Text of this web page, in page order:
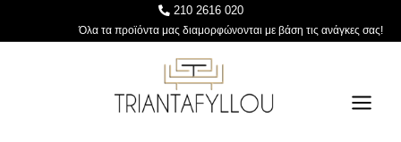
210 2616 020
Όλα τα προϊόντα μας διαμορφώνονται με βάση τις ανάγκες σας!